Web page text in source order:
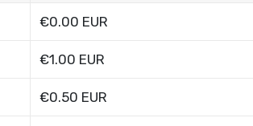
€0.00 EUR
€1.00 EUR
€0.50 EUR